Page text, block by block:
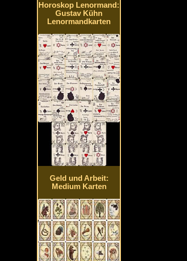
Horoskop Lenormand:
Gustav Kühn
Lenormandkarten
Geld und Arbeit:
Medium Karten